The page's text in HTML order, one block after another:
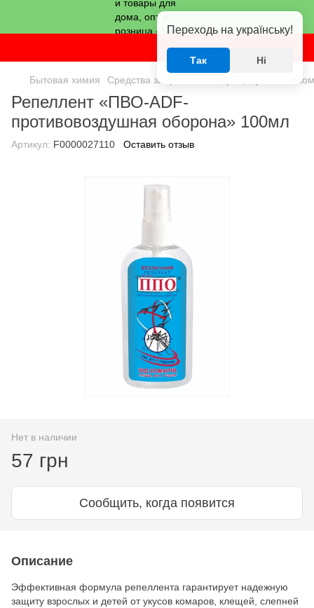
Бытовая химия Средства защиты от комаров, мух и
Репеллент «ПВО-ADF-
противовоздушная оборона» 100мл
Артикул: F0000027110 Оставить отзыв
Нет в наличии
57 грн
Сообщить, когда появится
Описание
Эффективная формула репеллента гарантирует надежную
защиту взрослых и детей от укусов комаров, клещей, слепней
Переходь на українську!
Так Ні